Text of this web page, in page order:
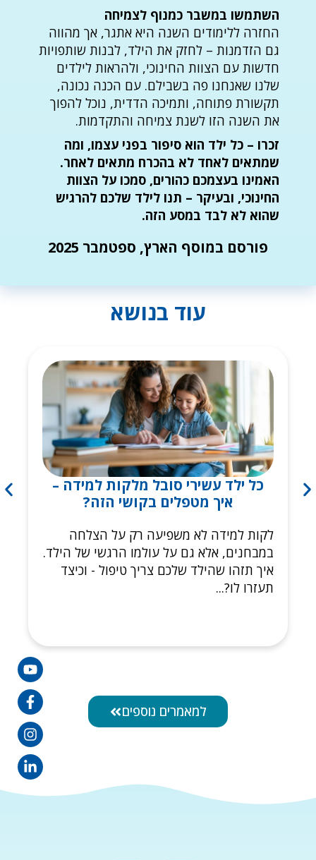
השתמשו במשבר כמנוף לצמיחה
החזרה ללימודים השנה היא אתגר, אך מהווה
גם הזדמנות – לחזק את הילד, לבנות שותפויות
חדשות עם הצוות החינוכי, ולהראות לילדים
שלנו שאנחנו פה בשבילם. עם הכנה נכונה,
תקשורת פתוחה, ותמיכה הדדית, נוכל להפוך
את השנה הזו לשנת צמיחה והתקדמות.
זכרו – כל ילד הוא סיפור בפני עצמו, ומה
שמתאים לאחד לא בהכרח מתאים לאחר.
האמינו בעצמכם כהורים, סמכו על הצוות
החינוכי, ובעיקר – תנו לילד שלכם להרגיש
שהוא לא לבד במסע הזה.
פורסם במוסף הארץ, ספטמבר 2025
עוד בנושא
כל ילד עשירי סובל מלקות למידה –
איך מטפלים בקושי הזה?
לקות למידה לא משפיעה רק על הצלחה
במבחנים, אלא גם על עולמו הרגשי של הילד.
איך תזהו שהילד שלכם צריך טיפול - וכיצד
תעזרו לו?...
למאמרים נוספים
f
in